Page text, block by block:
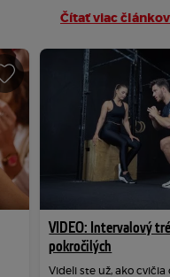
Čítať viac článkov
VIDEO: Intervalový
pokročilých
Videli ste už, ako